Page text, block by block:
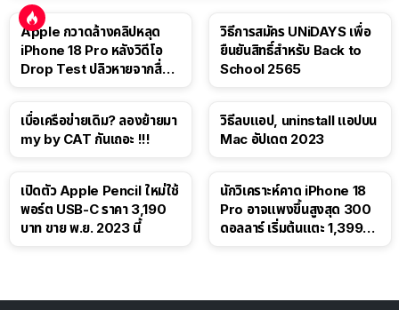
Apple กวาดล้างคลิปหลุด
iPhone 18 Pro หลังวิดีโอ
Drop Test ปลิวหายจากสื่อ
วิธีการสมัคร UNiDAYS เพื่อ
ยืนยันสิทธิ์สำหรับ Back to
School 2565
เบื่อเครือข่ายเดิม? ลองย้ายมา
my by CAT กันเถอะ !!!
วิธีลบแอป, uninstall แอปบน
Mac อัปเดต 2023
เปิดตัว Apple Pencil ใหม่ใช้
พอร์ต USB-C ราคา 3,190
บาท ขาย พ.ย. 2023 นี้
นักวิเคราะห์คาด iPhone 18
Pro อาจแพงขึ้นสูงสุด 300
ดอลลาร์ เริ่มต้นแตะ 1,399